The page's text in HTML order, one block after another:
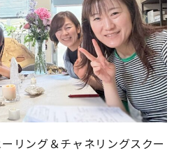
リング＆チャネリングスクー